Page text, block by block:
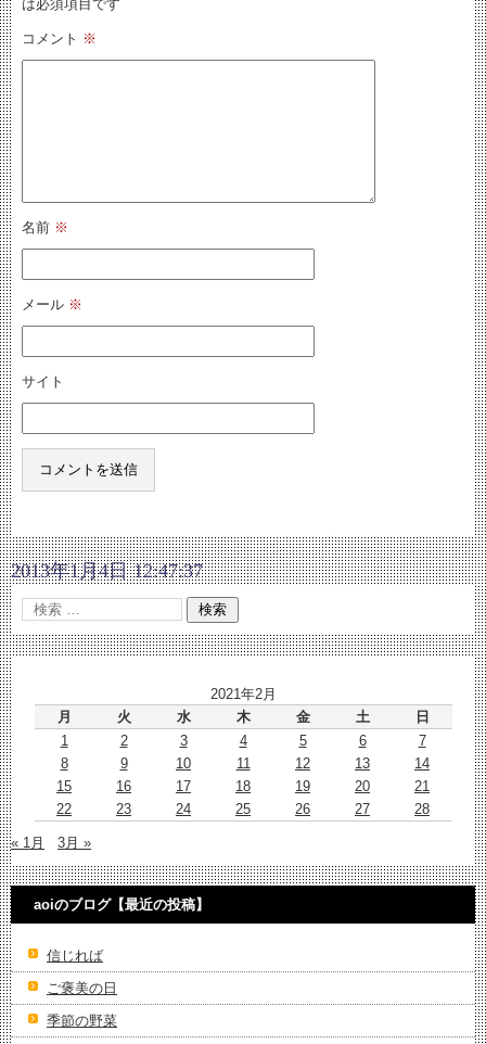
は必須項目です
コメント ※
名前 ※
メール ※
サイト
2013年1月4日 12:47:37
2021年2月
月
火 水 木 金 土
日
1
2 3 4 5 6
7
8
9 10 11 12 13
14
15
16 17 18 19 20
21
22
23 24 25 26 27 28
« 1月 3月 »
aoiのブログ【最近の投稿】
信じれば
ご褒美の日
季節の野菜